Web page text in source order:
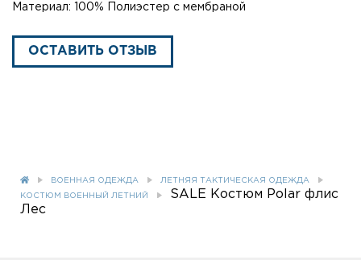
Материал: 100% Полиэстер с мембраной
ОСТАВИТЬ ОТЗЫВ
ВОЕННАЯ ОДЕЖДА ЛЕТНЯЯ ТАКТИЧЕСКАЯ ОДЕЖДА
КОСТЮМ ВОЕННЫЙ ЛЕТНИЙ
SALE Костюм Polar флис
Лес